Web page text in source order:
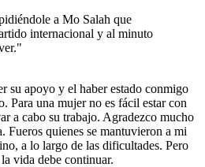
a Mo Salah que
internacional y al minuto
su apoyo y el haber estado conmigo
Para una mujer no es fácil estar con
a cabo su trabajo. Agradezco mucho
Fueros quienes se mantuvieron a mi
a lo largo de las dificultades. Pero
vida debe continuar.